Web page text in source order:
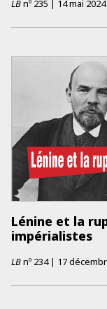
LBnº 235 | 14 mai 2024
Lénine et la
impérialistes
LBnº 234 | 17